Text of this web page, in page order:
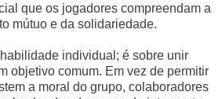
que os jogadores compreendam a
mútuo e da solidariedade.
individual; é sobre unir
objetivo comum. Em vez de permitir
a moral do grupo, colaboradores